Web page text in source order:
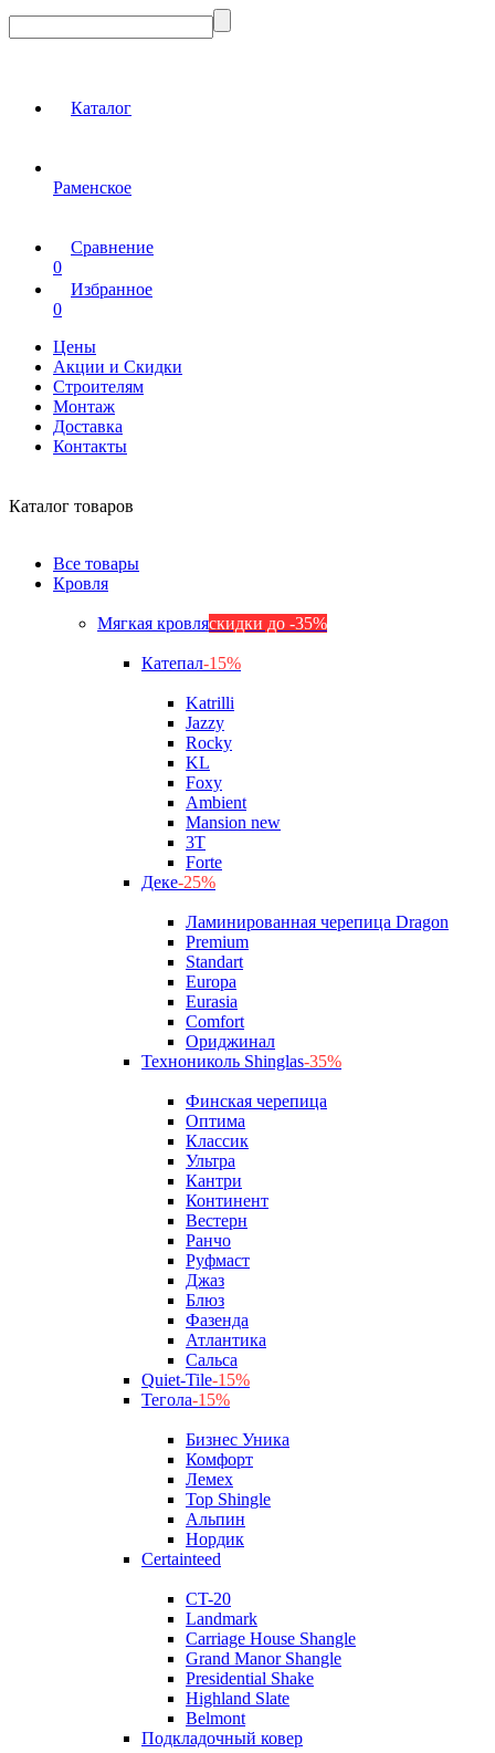
Каталог
Раменское
Сравнение
0
Избранное
0
Цены
Акции и Скидки
Строителям
Монтаж
Доставка
Контакты
Каталог товаров
Все товары
Кровля
Мягкая кровляскидки до -35%
Катепал-15%
Katrilli
Jazzy
Rocky
KL
Foxy
Ambient
Mansion new
3Т
Forte
Деке-25%
Ламинированная черепица Dragon
Premium
Standart
Europa
Eurasia
Comfort
Ориджинал
Технониколь Shinglas-35%
Финская черепица
Оптима
Классик
Ультра
Кантри
Континент
Вестерн
Ранчо
Руфмаст
Джаз
Блюз
Фазенда
Атлантика
Сальса
Quiet-Tile-15%
Тегола-15%
Бизнес Уника
Комфорт
Лемех
Top Shingle
Альпин
Нордик
Certainteed
CT-20
Landmark
Carriage House Shangle
Grand Manor Shangle
Presidential Shake
Highland Slate
Belmont
Подкладочный ковер